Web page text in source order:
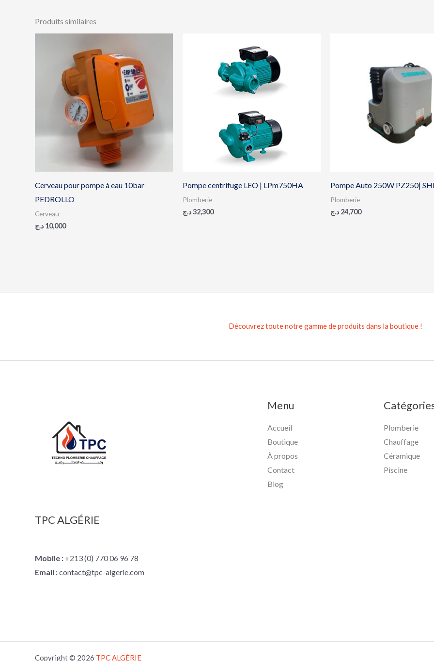
Produits similaires
Cerveau pour pompe à eau 10bar
PEDROLLO
Cerveau
10,000 د.ج
Pompe centrifuge LEO | LPm750HA
Plomberie
32,300د.ج
Pompe Auto 250W PZ250|
Plomberie
24,700 د.ج
Découvrez toute notre gamme de produits dans la boutique !
TPC ALGÉRIE
Mobile : +213 (0) 770 06 96 78
Email :contact@tpc-algerie.com
Menu
Accueil
Boutique
À propos
Contact
Blog
Plomberie
Chauffage
Céramique
Piscine
Copyright © 2026 TPCALGÉRIE